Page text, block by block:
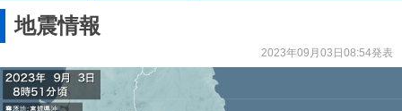
地震情報
2023年09月03日08:54発表